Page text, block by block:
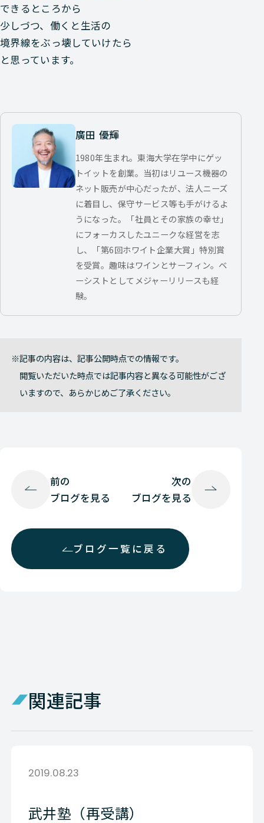
できるところから
少しづつ、働くと生活の
境界線をぶっ壊していけたら
と思っています。
廣田 優輝
1980年生まれ。東海大学在学中にゲッ
トイットを創業。当初はリユース機器の
ネット販売が中心だったが、法人ニーズ
に着目し、保守サービス等も手がけるよ
うになった。「社員とその家族の幸せ」
にフォーカスしたユニークな経営を志
し、「第6回ホワイト企業大賞」特別賞
を受賞。趣味はワインとサーフィン。ベ
ーシストとしてメジャーリリースも経
験。
記事の内容は、記事公開時点での情報です。
閲覧いただいた時点では記事内容と異なる可能性がござ
いますので、あらかじめご了承ください。
前の
ブログを見る
ブログ一覧に戻る
次の
ブログを見る
関連記事
2019.08.23
武井塾（再受講）